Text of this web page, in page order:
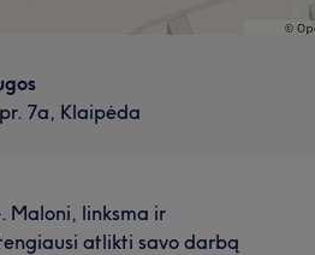
7a, Klaipėda
Maloni, linksma ir
atlikti savo darbą